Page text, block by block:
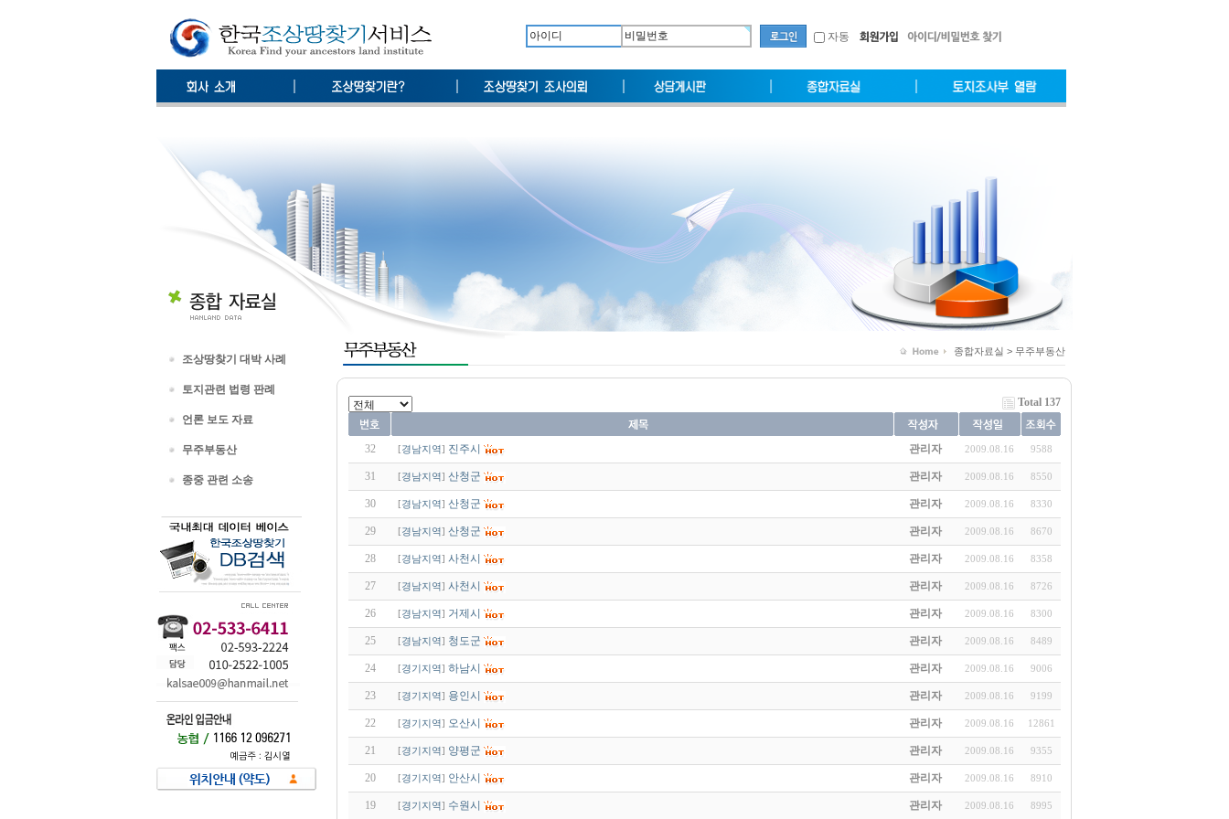
자동
조상땅찾기 대박 사례
토지관련 법령 판례
언론 보도 자료
무주부동산
종중 관련 소송
종합자료실 > 무주부동산
Total 137
32 [경남지역] 진주시 관리자 2009.08.16 9588
31 [경남지역] 산청군 관리자 2009.08.16 8550
30 [경남지역] 산청군 관리자 2009.08.16 8330
29 [경남지역] 산청군 관리자 2009.08.16 8670
28 [경남지역] 사천시 관리자 2009.08.16 8358
27 [경남지역] 사천시 관리자 2009.08.16 8726
26 [경남지역] 거제시 관리자 2009.08.16 8300
25 [경남지역] 청도군 관리자 2009.08.16 8489
24 [경기지역] 하남시 관리자 2009.08.16 9006
23 [경기지역] 용인시 관리자 2009.08.16 9199
22 [경기지역] 오산시 관리자 2009.08.16 12861
21 [경기지역] 양평군 관리자 2009.08.16 9355
20 [경기지역] 안산시 관리자 2009.08.16 8910
19 [경기지역] 수원시 관리자 2009.08.16 8995